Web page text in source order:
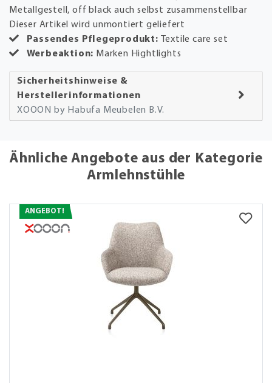
Metallgestell, off black auch selbst zusammenstellbar
Dieser Artikel wird unmontiert geliefert
Passendes Pflegeprodukt: Textile care set
Werbeaktion: Marken Hightlights
Sicherheitshinweise &
Herstellerinformationen
XOOON by Habufa Meubelen B.V.
Ähnliche Angebote aus der Kategorie
Armlehnstühle
ANGEBOT!